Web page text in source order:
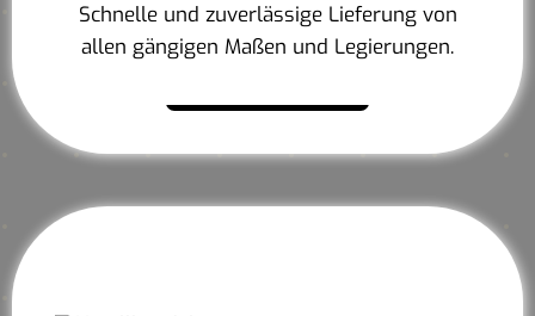
Schnelle und zuverlässige Lieferung von
allen gängigen Maßen und Legierungen.